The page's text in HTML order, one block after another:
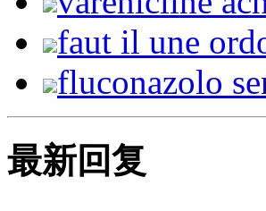
faut il une
fluconazolo
最新回复